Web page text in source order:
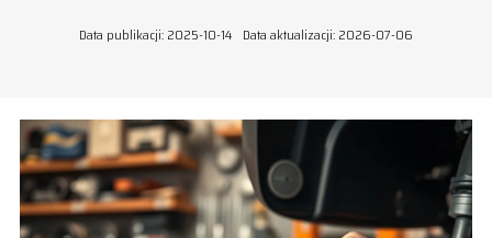
Data publikacji: 2025-10-14 Data aktualizacji: 2026-07-06